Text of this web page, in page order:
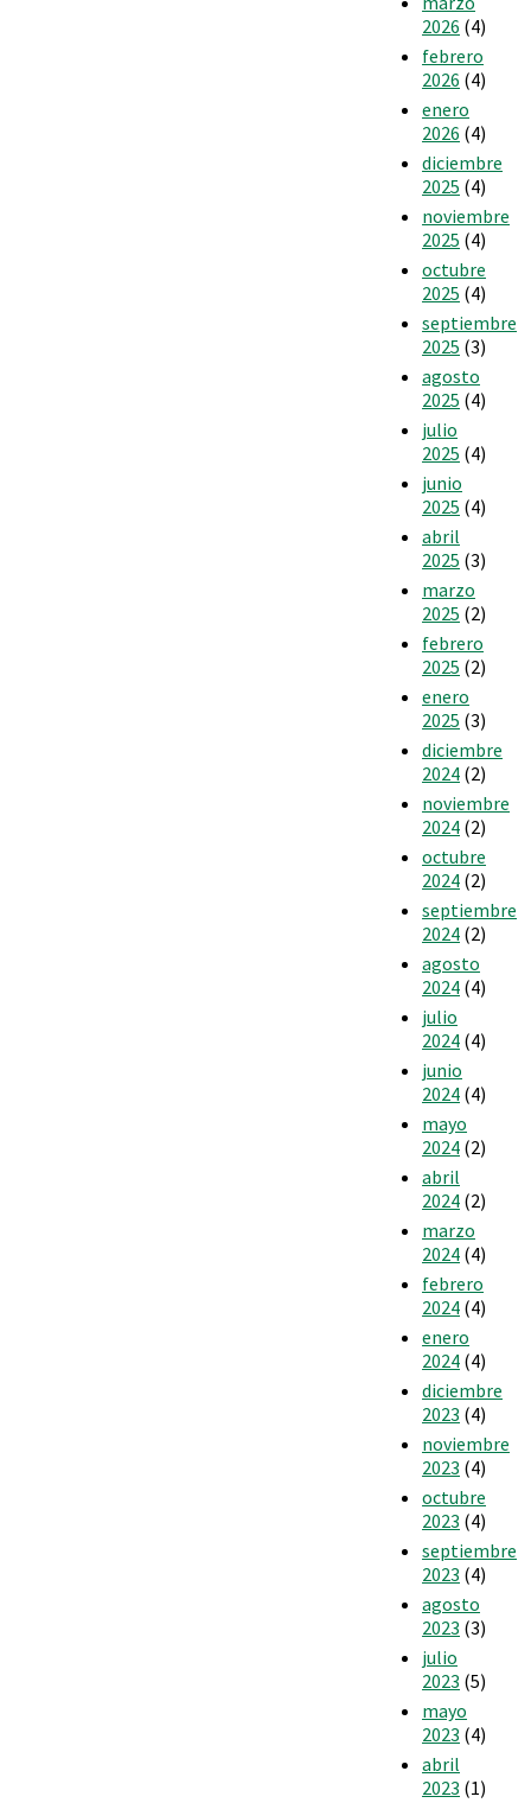
2026 (4)
febrero
2026 (4)
enero
2026 (4)
diciembre
2025 (4)
noviembre
2025 (4)
octubre
2025 (4)
septiembre
2025 (3)
agosto
2025 (4)
julio
2025 (4)
junio
2025 (4)
abril
2025 (3)
marzo
2025 (2)
febrero
2025 (2)
enero
2025 (3)
diciembre
2024 (2)
noviembre
2024 (2)
octubre
2024 (2)
septiembre
2024 (2)
agosto
2024 (4)
julio
2024 (4)
junio
2024 (4)
mayo
2024 (2)
abril
2024 (2)
marzo
2024 (4)
febrero
2024 (4)
enero
2024 (4)
diciembre
2023 (4)
noviembre
2023 (4)
octubre
2023 (4)
septiembre
2023 (4)
agosto
2023 (3)
julio
2023 (5)
mayo
2023 (4)
abril
2023 (1)